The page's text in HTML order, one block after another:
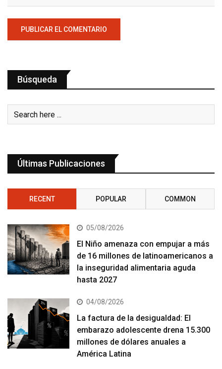
Búsqueda
Últimas Publicaciones
RECENT POPULAR COMMON
05/08/2026
El Niño amenaza con empujar a más
de 16 millones de latinoamericanos a
la inseguridad alimentaria aguda
hasta 2027
04/08/2026
La factura de la desigualdad: El
embarazo adolescente drena 15.300
millones de dólares anuales a
América Latina